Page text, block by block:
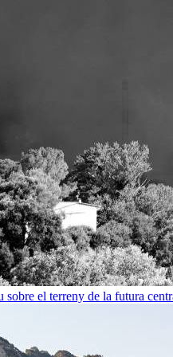
sobre el terreny de la futura